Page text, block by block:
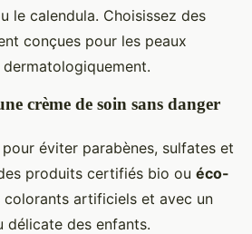
le calendula. Choisissez des
conçues pour les peaux
crème de soin sans danger
éviter parabènes, sulfates et
produits certifiés bio ou éco-
colorants artificiels et avec un
délicate des enfants.